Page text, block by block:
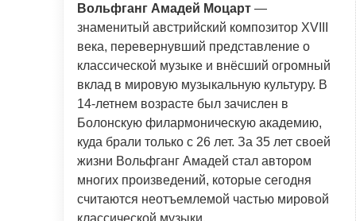
Вольфганг Амадей Моцарт —
знаменитый австрийский композитор XVIII
века, перевернувший представление о
классической музыке и внёсший огромный
вклад в мировую музыкальную культуру. В
14-летнем возрасте был зачислен в
Болонскую филармоническую академию,
куда брали только с 26 лет. За 35 лет своей
жизни Вольфганг Амадей стал автором
многих произведений, которые сегодня
считаются неотъемлемой частью мировой
классической музыки.